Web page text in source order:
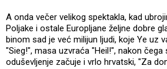
A onda večer velikog spektakla, kad
Poljake i ostale Europljane željne dobre
binom sad je već milijun ljudi, koje Ye uz
"Sieg!", masa uzvraća "Heil!", nakon čega
oduševljenje začuje i vrlo hrvatski, "Za